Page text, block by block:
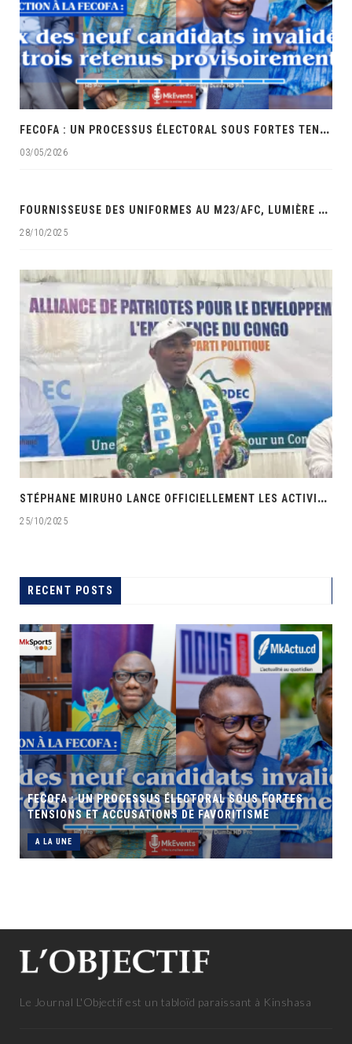
F
ECOFA : UN PROCESSUS ÉLECTORAL SOUS FORTES TENSIONS ET ACCUSATIONS DE FAVORITISME
03/05/2026
‎
FOURNISSEUSE DES UNIFORMES AU M23/AFC, LUMIÈRE MAUWA OCÉAN DANS LES VISEURS DES SERVICES DE SÉCURITÉ DE LA RDC‎
28/10/2025
‎
STÉPHANE MIRUHO LANCE OFFICIELLEMENT LES ACTIVITÉS DE L’ÉCOLE DE SON PARTI APDEC
25/10/2025
RECENT POSTS
FECOFA : UN PROCESSUS ÉLECTORAL SOUS FORTES
TENSIONS ET ACCUSATIONS DE FAVORITISME
A LA UNE
Le Journal L'Objectif est un tabloïd paraissant à Kinshasa